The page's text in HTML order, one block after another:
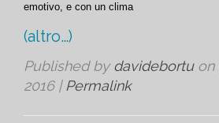
emotivo, e con un clima
(altro…)
Published by davidebortuon
2016| Permalink